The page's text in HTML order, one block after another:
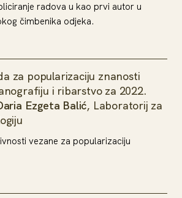
radova u kao prvi autor u
čimbenika odjeka.
za popularizaciju znanosti
i ribarstvo za 2022.
Ezgeta Balić, Laboratorij za
vezane za popularizaciju